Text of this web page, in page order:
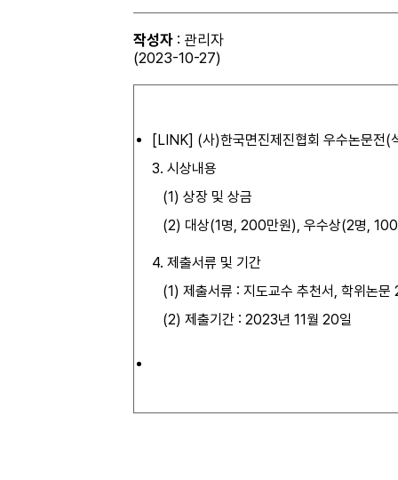
작성자 : 관리자
(2023-10-27)
[LINK] (사)한국면진제진협회 우수논문전(
3. 시상내용
(1) 상장 및 상금
(2) 대상(1명, 200만원), 우수상(2명,
4. 제출서류 및 기간
(1) 제출서류 : 지도교수 추천서, 학위논문
(2) 제출기간 : 2023년 11월 20일